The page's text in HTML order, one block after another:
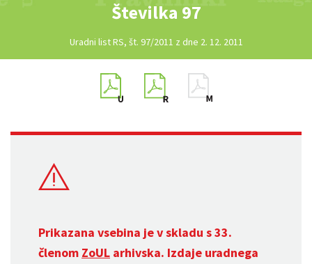
Številka 97
Uradni list RS, št. 97/2011 z dne 2. 12. 2011
Prikazana vsebina je v skladu s 33.
členom ZoUL arhivska. Izdaje uradnega